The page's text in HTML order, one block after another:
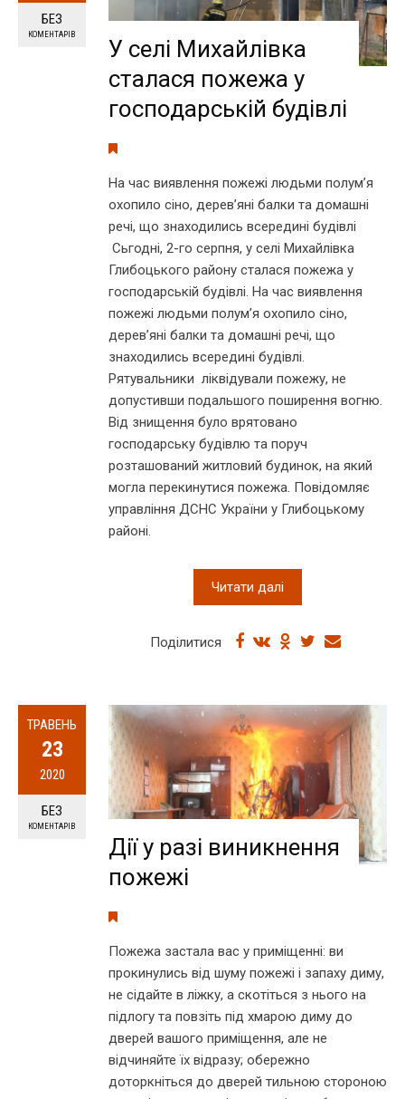
БЕЗ
КОМЕНТАРІВ
У селі Михайлівка
сталася пожежа у
господарській будівлі
На час виявлення пожежі людьми полум’я
охопило сіно, дерев’яні балки та домашні
речі, що знаходились всередині будівлі
Сьгодні, 2-го серпня, у селі Михайлівка
Глибоцького району сталася пожежа у
господарській будівлі. На час виявлення
пожежі людьми полум’я охопило сіно,
дерев’яні балки та домашні речі, що
знаходились всередині будівлі.
Рятувальники ліквідували пожежу, не
допустивши подальшого поширення вогню.
Від знищення було врятовано
господарську будівлю та поруч
розташований житловий будинок, на який
могла перекинутися пожежа. Повідомляє
управління ДСНС України у Глибоцькому
районі.
Читати далі
Поділитися
ТРАВЕНЬ
23
2020
БЕЗ
КОМЕНТАРІВ
Дії у разі виникнення
пожежі
Пожежа застала вас у приміщенні: ви
прокинулись від шуму пожежі і запаху диму,
не сідайте в ліжку, а скотіться з нього на
підлогу та повзіть під хмарою диму до
дверей вашого приміщення, але не
відчиняйте їх відразу; обережно
доторкніться до дверей тильною стороною